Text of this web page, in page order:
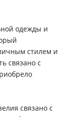
одежды и
стилем и
связано с
связано с